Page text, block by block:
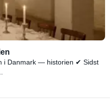
i Danmark — historien ✔ Sidst